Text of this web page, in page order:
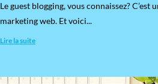
​Le guest blogging, vous connaissez?
marketing web. Et voici...
Lire la suite